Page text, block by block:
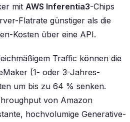
mit AWS Inferentia3-Chips
Flatrate günstiger als die
Kosten über eine API.
Traffic können die
(1- oder 3-Jahres-
um bis zu 64 % senken.
von Amazon
hochvolumige Generative-